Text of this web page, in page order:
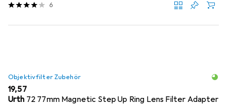
6
Objektivfilter Zubehör
EUR
19,57
Urth 72 77mm Magnetic Step Up Ring Lens Filter Adapter